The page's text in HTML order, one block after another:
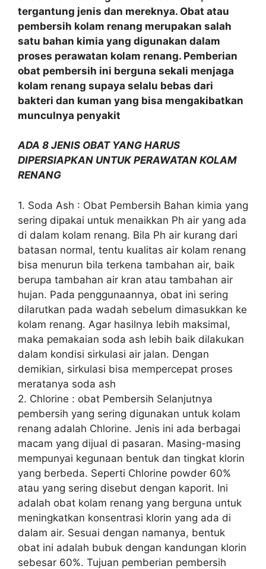
tergantung jenis dan mereknya. Obat atau
pembersih kolam renang merupakan salah
satu bahan kimia yang digunakan dalam
proses perawatan kolam renang. Pemberian
obat pembersih ini berguna sekali menjaga
kolam renang supaya selalu bebas dari
bakteri dan kuman yang bisa mengakibatkan
munculnya penyakit
ADA 8 JENIS OBAT YANG HARUS
DIPERSIAPKAN UNTUK PERAWATAN KOLAM
RENANG
1. Soda Ash : Obat Pembersih Bahan kimia yang
sering dipakai untuk menaikkan Ph air yang ada
di dalam kolam renang. Bila Ph air kurang dari
batasan normal, tentu kualitas air kolam renang
bisa menurun bila terkena tambahan air, baik
berupa tambahan air kran atau tambahan air
hujan. Pada penggunaannya, obat ini sering
dilarutkan pada wadah sebelum dimasukkan ke
kolam renang. Agar hasilnya lebih maksimal,
maka pemakaian soda ash lebih baik dilakukan
dalam kondisi sirkulasi air jalan. Dengan
demikian, sirkulasi bisa mempercepat proses
meratanya soda ash
2. Chlorine : obat Pembersih Selanjutnya
pembersih yang sering digunakan untuk kolam
renang adalah Chlorine. Jenis ini ada berbagai
macam yang dijual di pasaran. Masing-masing
mempunyai kegunaan bentuk dan tingkat klorin
yang berbeda. Seperti Chlorine powder 60%
atau yang sering disebut dengan kaporit. Ini
adalah obat kolam renang yang berguna untuk
meningkatkan konsentrasi klorin yang ada di
dalam air. Sesuai dengan namanya, bentuk
obat ini adalah bubuk dengan kandungan klorin
sebesar 60%. Tujuan pemberian pembersih